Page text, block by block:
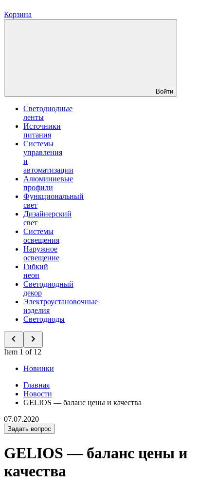
Корзина
Войти
Светодиодные
ленты
Источники
питания
Системы
управления
и
автоматизации
Алюминиевые
профили
Функциональный
свет
Дизайнерский
свет
Системы
освещения
Наружное
освещение
Гибкий
неон
Светодиодный
декор
Электроустановочные
изделия
Светодиоды
Item 1 of 12
Новинки
Главная
Новости
GELIOS — баланс цены и качества
07.07.2020
Задать вопрос
GELIOS — баланс цены и
качества